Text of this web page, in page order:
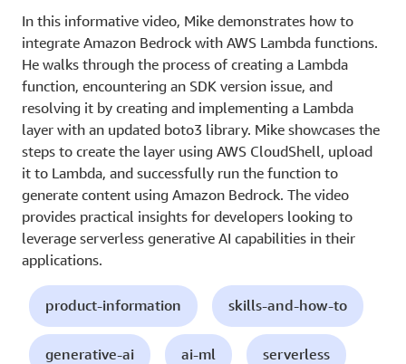
In this informative video, Mike demonstrates how to
integrate Amazon Bedrock with AWS Lambda functions.
He walks through the process of creating a Lambda
function, encountering an SDK version issue, and
resolving it by creating and implementing a Lambda
layer with an updated boto3 library. Mike showcases the
steps to create the layer using AWS CloudShell, upload
it to Lambda, and successfully run the function to
generate content using Amazon Bedrock. The video
provides practical insights for developers looking to
leverage serverless generative AI capabilities in their
applications.
product-information skills-and-how-to
generative-ai ai-ml serverless